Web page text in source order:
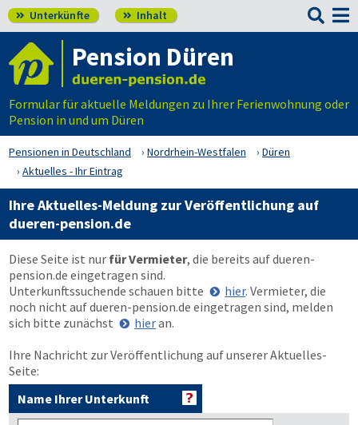
 Unterkünfte  Inhalt 
Pension Düren
Formular für aktuelle Meldungen zu Ihrer Ferienwohnung oder
Pension in und um Düren
Pensionen in Deutschland Nordrhein-Westfalen
Düren
Aktuelles - Ihr Eintrag
Ihre Aktuelles-Meldung zur Veröffentlichung auf
dueren-pension.de
Diese Seite ist nur für Vermieter, die bereits aufdueren-
pension.de eingetragen sind.
Unterkunftssuchende schauen bitte
hier. Vermieter, die
noch nicht aufdueren-pension.de eingetragen sind, melden
sich bitte zunächst
hieran.
Ihre Nachricht zur Veröffentlichung auf unserer Aktuelles-
Seite:
Name Ihrer Unterkunft